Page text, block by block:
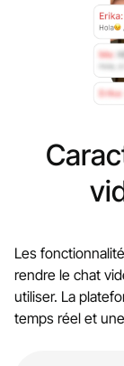
Les
rendre le chat
utiliser. La
temps réel et